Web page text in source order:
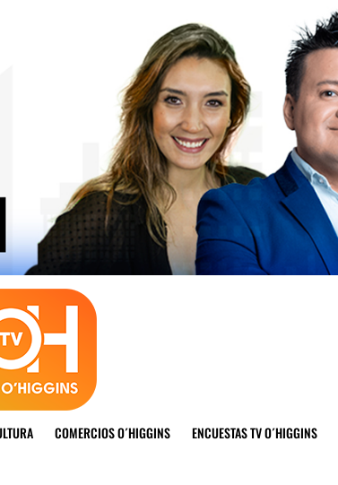
COMERCIOS O´HIGGINS ENCUESTAS TV O´HIGGINS